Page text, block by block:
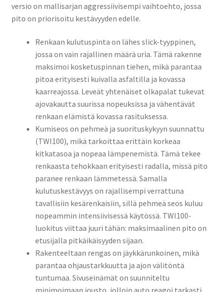
versio on mallisarjan aggressiivisempi vaihtoehto, jossa
pito on priorisoitu kestävyyden edelle.
Renkaan kulutuspinta on lähes slick-tyyppinen,
jossa on vain rajallinen määrä uria. Tämä rakenne
maksimoi kosketuspinnan tiehen, mikä parantaa
pitoa erityisesti kuivalla asfaltilla ja kovassa
kaarreajossa. Leveät yhtenäiset olkapalat tukevat
ajovakautta suurissa nopeuksissa ja vähentävät
renkaan elämistä kovassa rasituksessa.
Kumiseos on pehmeä ja suorituskykyyn suunnattu
(TWI100), mikä tarkoittaa erittäin korkeaa
kitkatasoa ja nopeaa lämpenemistä. Tämä tekee
renkaasta tehokkaan erityisesti radalla, missä pito
paranee renkaan lämmetessä. Samalla
kulutuskestävyys on rajallisempi verrattuna
tavallisiin kesärenkaisiin, sillä pehmeä seos kuluu
nopeammin intensiivisessä käytössä. TWI100-
luokitus viittaa juuri tähän: maksimaalinen pito on
etusijalla pitkäikäisyyden sijaan.
Rakenteeltaan rengas on jäykkärunkoinen, mikä
parantaa ohjaustarkkuutta ja ajon välitöntä
tuntumaa. Sivuseinämät on suunniteltu